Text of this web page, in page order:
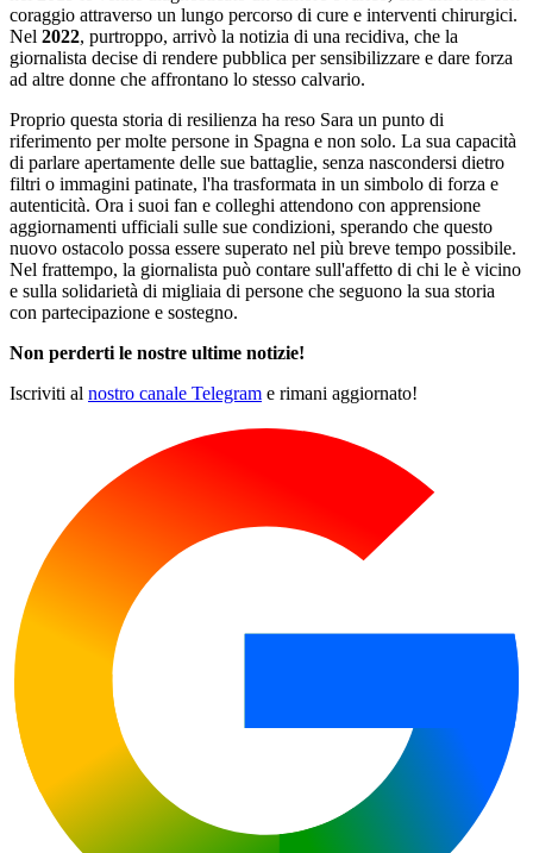
coraggio attraverso un lungo percorso di cure e interventi chirurgici.
Nel 2022, purtroppo, arrivò la notizia di una recidiva, che la
giornalista decise di rendere pubblica per sensibilizzare e dare forza
ad altre donne che affrontano lo stesso calvario.
Proprio questa storia di resilienza ha reso Sara un punto di
riferimento per molte persone in Spagna e non solo. La sua capacità
di parlare apertamente delle sue battaglie, senza nascondersi dietro
filtri o immagini patinate, l'ha trasformata in un simbolo di forza e
autenticità. Ora i suoi fan e colleghi attendono con apprensione
aggiornamenti ufficiali sulle sue condizioni, sperando che questo
nuovo ostacolo possa essere superato nel più breve tempo possibile.
Nel frattempo, la giornalista può contare sull'affetto di chi le è vicino
e sulla solidarietà di migliaia di persone che seguono la sua storia
con partecipazione e sostegno.
Non perderti le nostre ultime notizie!
Iscriviti al nostro canale Telegram e rimani aggiornato!